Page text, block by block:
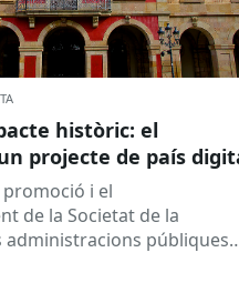
històric: el
projecte de país
promoció i el
de la Societat de la
administracions públiques